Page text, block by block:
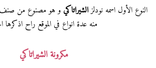
النوع الأول اسمه نودلزالشيراتاكيو هو مصنوع من صنف
منه عدة انواع في الموقع راح اذكرها
مكرونة الشيراتاكي